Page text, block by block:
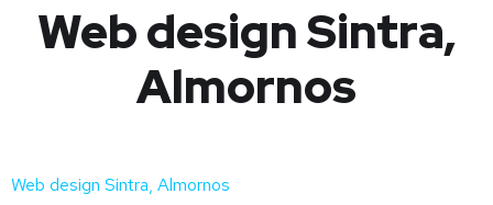
Web design Sintra,
Almornos
Web design Sintra, Almornos